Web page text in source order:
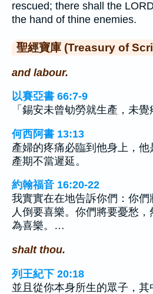
rescued; there shall the
the hand of thine enemies.
聖經寶庫 (Treasury of
and labour.
以賽亞書 66:7-9
「錫安未曾劬勞就生產，未
何西阿書 13:13
產婦的疼痛必臨到他身上，
產期不當遲延。
約翰福音 16:20-22
我實實在在地告訴你們：你
人倒要喜樂。你們將要憂愁
為喜樂。…
shalt thou.
列王紀下 20:18
並且從你本身所生的眾子，